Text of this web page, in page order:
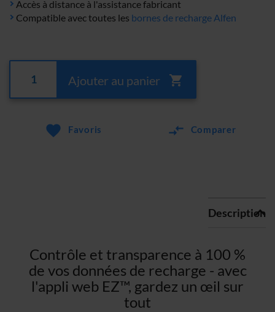
Accès à distance à l'assistance fabricant
Compatible avec toutes les bornes de recharge Alfen
Ajouter au panier
Favoris Comparer
Description
Contrôle et transparence à 100 %
de vos données de recharge - avec
l'appli web EZ™, gardez un œil sur
tout